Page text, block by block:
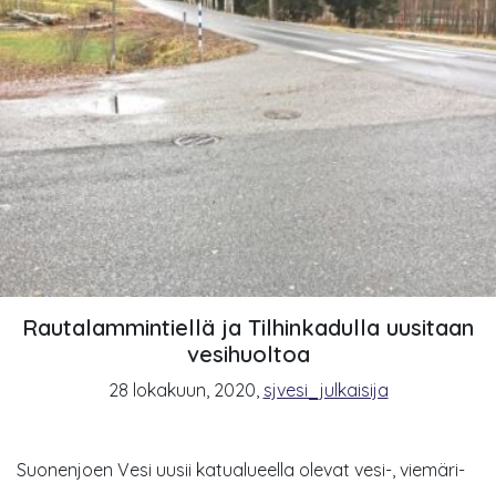
Rautalammintiellä ja Tilhinkadulla uusitaan
vesihuoltoa
28 lokakuun, 2020, sjvesi_julkaisija
Suonenjoen Vesi uusii katualueella olevat vesi-, viemäri-